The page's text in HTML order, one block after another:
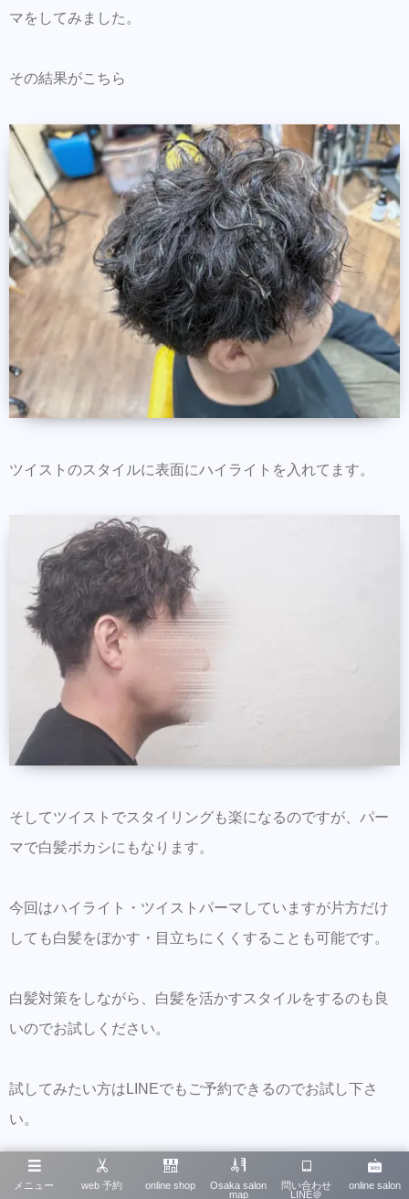
マをしてみました。
その結果がこちら
ツイストのスタイルに表面にハイライトを入れてます。
そしてツイストでスタイリングも楽になるのですが、パー
マで白髪ボカシにもなります。
今回はハイライト・ツイストパーマしていますが片方だけ
しても白髪をぼかす・目立ちにくくすることも可能です。
白髪対策をしながら、白髪を活かすスタイルをするのも良
いのでお試しください。
試してみたい方はLINEでもご予約できるのでお試し下さ
い。
メニュー web 予約 online shop
Osaka salon
map
問い合わせ
LINE＠
online salon